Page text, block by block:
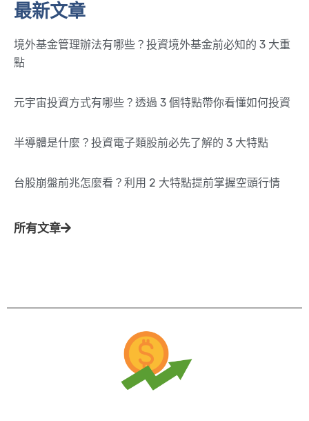
最新文章
境外基金管理辦法有哪些？投資境外基金前必知的 3 大重
點
元宇宙投資方式有哪些？透過 3 個特點帶你看懂如何投資
半導體是什麼？投資電子類股前必先了解的 3 大特點
台股崩盤前兆怎麼看？利用 2 大特點提前掌握空頭行情
所有文章